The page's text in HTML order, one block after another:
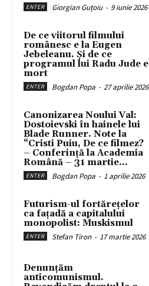
ENTER Giorgian Guțoiu - 9 iunie 2026
De ce viitorul filmului
românesc e la Eugen
Jebeleanu. Și de ce
programul lui Radu Jude e
mort
ENTER Bogdan Popa - 27 aprilie 2026
Canonizarea Noului Val:
Dostoievski în hainele lui
Blade Runner. Note la
“Cristi Puiu, De ce filmez?
– Conferință la Academia
Română – 31 martie...
ENTER Bogdan Popa - 1 aprilie 2026
Futurism-ul fortărețelor
ca fațadă a capitalului
monopolist: Muskismul
ENTER Stefan Tiron - 17 martie 2026
Denunțăm
anticomunismul.